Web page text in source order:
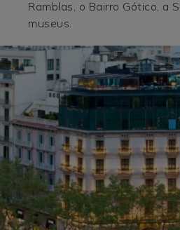
Ramblas, o Bairro Gótico, a
museus.